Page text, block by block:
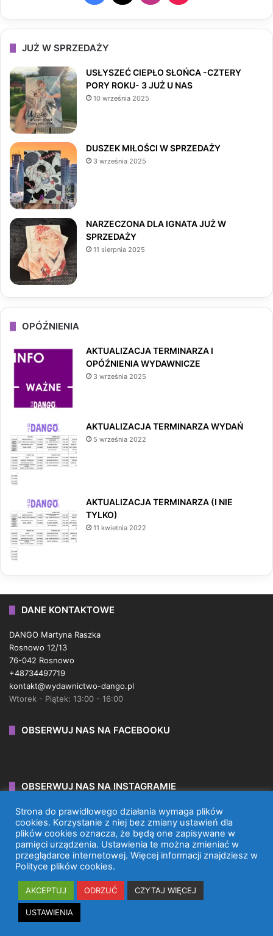
a
c
e
b
k
n
a
i
T
o
JUŻ W SPRZEDAŻY
USŁYSZEĆ CIEPŁO SŁOŃCA -CZTERY
PORY ROKU- 3 JUŻ U NAS
10 września 2025
DUSZEK MIŁOŚCI W SPRZEDAŻY
3 września 2025
NARZECZONA DLA IGNATA JUŻ W
SPRZEDAŻY
11 sierpnia 2025
OPÓŹNIENIA
AKTUALIZACJA TERMINARZA I
OPÓŹNIENIA WYDAWNICZE
3 września 2025
AKTUALIZACJA TERMINARZA WYDAŃ
5 września 2022
AKTUALIZACJA TERMINARZA (I NIE
TYLKO)
11 kwietnia 2022
DANE KONTAKTOWE
DANGO Martyna Raszka
Rosnowo 12/13
76-042 Rosnowo
+48734497719
kontakt@wydawnictwo-dango.pl
Wtorek - Piątek: 13:00 - 16:00
OBSERWUJ NAS NA FACEBOOKU
OBSERWUJ NAS NA INSTAGRAMIE
WYDAWNICTWO DANGO 2026 © WSZYSTKIE PRAWA
ZASTRZEŻONE.
Strona do prawidłowego działania wymaga plików
cookies. Korzystanie z niej bez zmiany ustawień dla
plików cookies oznacza, że będą one zapisywane w
pamięci urządzenia. Ustawienia te można zmieniać w
przeglądarce internetowej. Więcej informacji znajdziesz w
Polityce plików cookies.
AKCEPTUJ ODRZUĆ CZYTAJ WIĘCEJ
USTAWIENIA